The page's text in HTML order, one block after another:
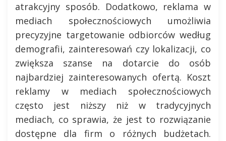
atrakcyjny sposób. Dodatkowo, reklama w
mediach społecznościowych umożliwia
precyzyjne targetowanie odbiorców według
demografii, zainteresowań czy lokalizacji, co
zwiększa szanse na dotarcie do osób
najbardziej zainteresowanych ofertą. Koszt
reklamy w mediach społecznościowych
często jest niższy niż w tradycyjnych
mediach, co sprawia, że jest to rozwiązanie
dostępne dla firm o różnych budżetach.